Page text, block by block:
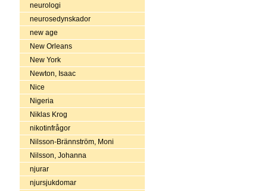
neurologi
neurosedynskador
new age
New Orleans
New York
Newton, Isaac
Nice
Nigeria
Niklas Krog
nikotinfrågor
Nilsson-Brännström, Moni
Nilsson, Johanna
njurar
njursjukdomar